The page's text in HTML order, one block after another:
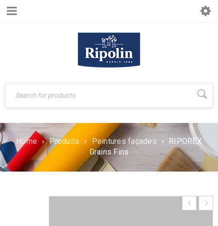
Home › Produits › Peintures façades ›
RIPOREX
Grains Fins